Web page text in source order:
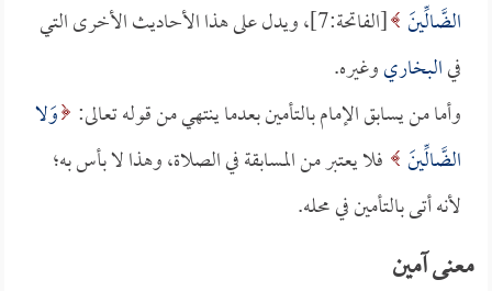
الضَّالِّينَ
[الفاتحة:7]، ويدل على هذا الأحاديث الأخرى التي
فيالبخاريوغيره.
وأما من يسابق الإمام بالتأمين بعدما ينتهي من قوله تعالى: وَلا
الضَّالِّينَ فلا يعتبر من المسابقة في الصلاة، وهذا لا بأس به؛
لأنه أتى بالتأمين في محله.
معنى آمين